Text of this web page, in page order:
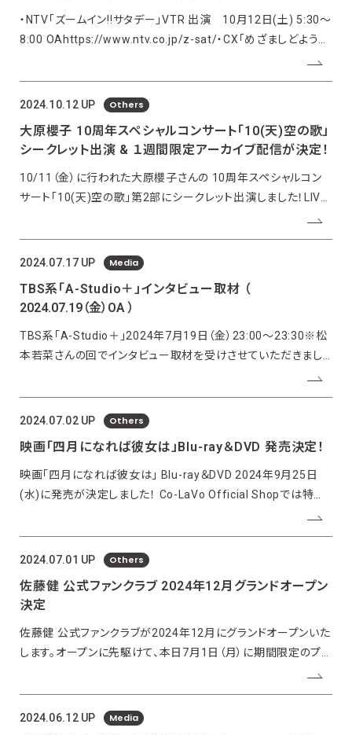
・NTV「ズームイン‼︎サタデー」VTR 出演 10月12日(土) 5:30〜
8:00 OAhttps://www.ntv.co.jp/z-sat/・CX「めざましどよう
OAhttps://www.fujitv.co.jp/mezado/
2024.10.12 UP Others
大原櫻子 10周年スペシャルコンサート「10(天)空の歌」
シークレット出演 & １週間限定アーカイブ配信が決定！
10/11（金）に行われた大原櫻子さんの 10周年スペシャルコン
サート「10(天)空の歌」第2部にシークレット出演しました！LIVE
のアンコールで披露された、映画「カノジョは嘘を愛しすぎてる」
の楽曲、「ちっぽけな愛のうた」に参加させていただきました。そ
して、その公演は１週間限定のアーカイブ配信でご
2024.07.17 UP Media
TBS系「A-Studio＋」インタビュー取材 （
2024.07.19（金）OA ）
TBS系「A-Studio＋」2024年7月19日（金）23:00〜23:30※松
本若菜さんの回でインタビュー取材を受けさせていただきまし
2024.07.02 UP Others
映画「四月になれば彼女は」Blu-ray＆DVD 発売決定！
映画「四月になれば彼女は」 Blu-ray＆DVD 2024年9月25日
(水)に発売が決定しました！ Co-LaVo Official Shopでは特典
「オリジナルポストカード2枚組」付きでご予約受付中！【予約期
間】2024年7月2日(火) 〜 2024年8月2日(金) 23:59※サイトに
2024.07.01 UP Others
佐藤健 公式ファンクラブ 2024年12月グランドオープン
決定
佐藤健 公式ファンクラブが2024年12月にグランドオープンいた
します。オープンに先駆けて、本日7月1日（月）に期間限定のプレ
た方には、12月を予定している公式ファンクラブのグランドオー
プンに関するご案内をはじめ、佐藤健の最新情報(
2024.06.12 UP Media